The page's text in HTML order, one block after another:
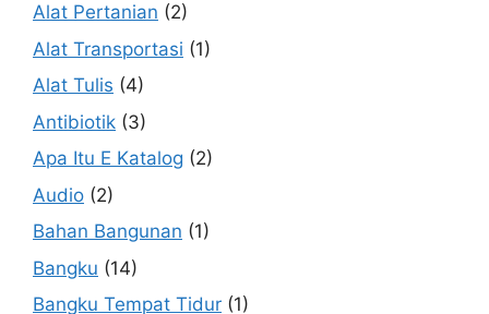
Alat Pertanian (2)
Alat Transportasi (1)
Alat Tulis (4)
Antibiotik (3)
Apa Itu E Katalog (2)
Audio (2)
Bahan Bangunan (1)
Bangku (14)
Bangku Tempat Tidur (1)